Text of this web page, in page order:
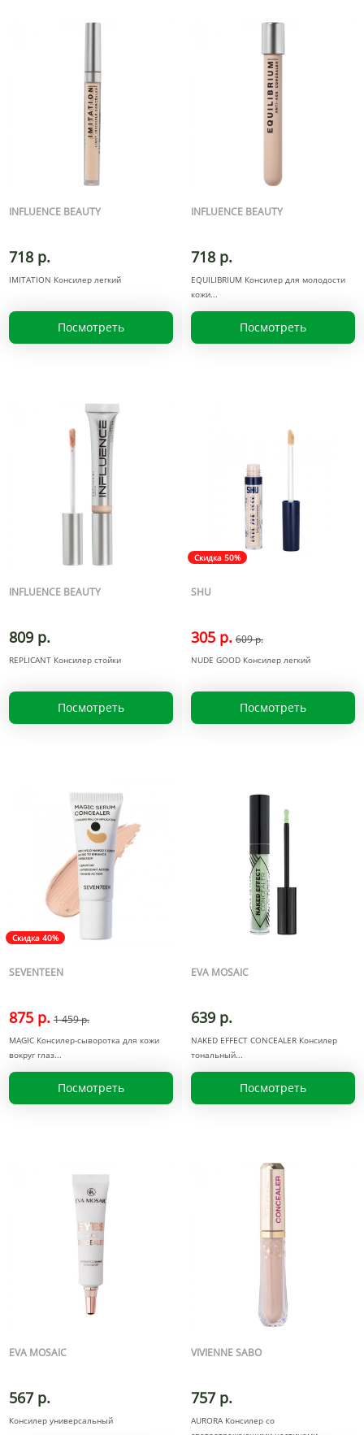
INFLUENCE BEAUTY
718 р.
IMITATION Консилер легкий
Посмотреть
INFLUENCE BEAUTY
718 р.
EQUILIBRIUM Консилер для молодости
кожи
Посмотреть
INFLUENCE BEAUTY
809 р.
REPLICANT Консилер стойки
Посмотреть
Скидка 50%
SHU
305 р. 609 р.
NUDE GOOD Консилер легкий
Посмотреть
Скидка 40%
SEVENTEEN
875 р. 1 459 р.
MAGIC Консилер-сыворотка для кожи
вокруг глаз
Посмотреть
EVA MOSAIC
639 р.
NAKED EFFECT CONCEALER Консилер
тональный
Посмотреть
EVA MOSAIC
567 р.
Консилер универсальный
VIVIENNE SABO
757 р.
AURORA Консилер со